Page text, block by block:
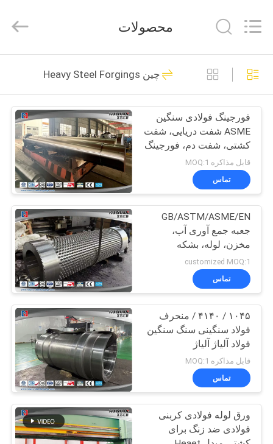
صفحه
اصلی
محصولات
فیلم
های
درباره
کارخانه
کنترل
کیفیت
نقشه
سایت
NEW
ENERGY
All
Reserved.
Heavy Steel
Forgings
36
Axle Shaft Forging
35
Gear Blank Forging
17
محصولات
چین Heavy Steel Forgings
فورجینگ فولادی سنگین
ASME شفت دریایی، شفت
کشتی، شفت دم، فورجینگ
میل سکان
قابل مذاکره MOQ:1
تماس
GB/ASTM/ASME/EN
جعبه جمع آوری آب،
مخزن، لوله، بشکه
customized MOQ:1
تماس
۱۰۴۵ / ۴۱۴۰ / منحرف
فولاد سنگینی سنگ سنگین
فولاد آلیاژ آلیاژ
قابل مذاکره MOQ:1
تماس
ورق لوله فولادی کربنی
فولادی ضد زنگ برای